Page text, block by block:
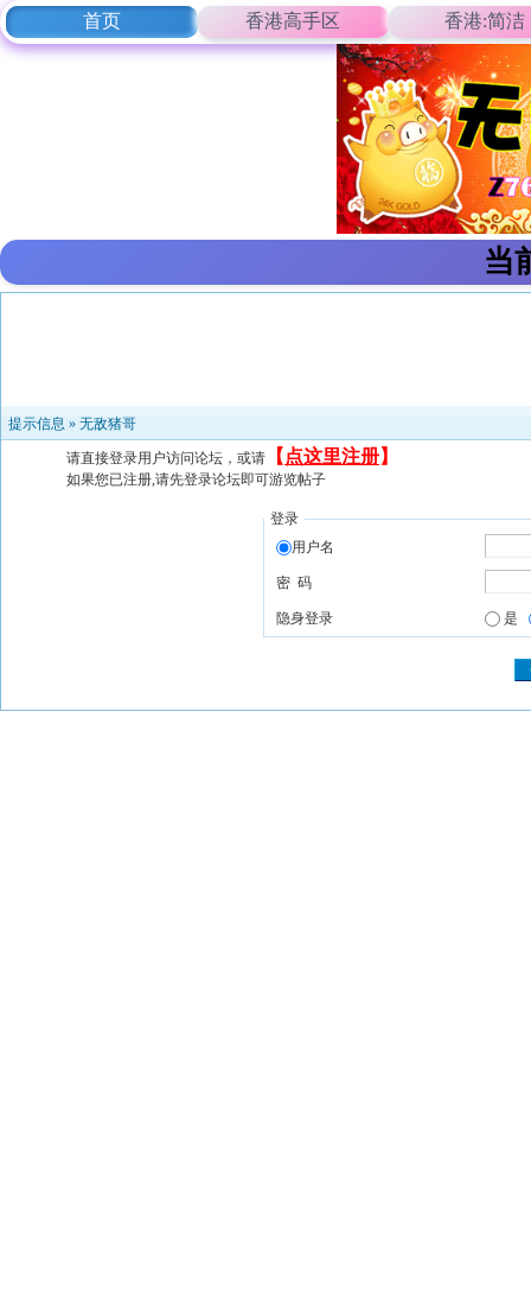
首页 香港高手区 香港:简洁
当
提示信息 » 无敌猪哥
请直接登录用户访问论坛，或请 【 点这里注册】
如果您已注册,请先登录论坛即可游览帖子
登录
用户名
密 码
隐身登录 是